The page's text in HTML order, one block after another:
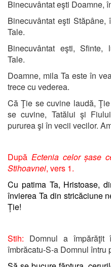
Binecuvântat eşti Doamne,
Binecuvântat eşti Stăpâne,
Tale.
Binecuvântat eşti, Sfinte,
Tale.
Doamne, mila Ta este în
trece cu vederea.
Că Ţie se cuvine laudă,
se cuvine, Tatălui şi
pururea şi în vecii vecilor.
După Ectenia celor șase
Stihoavnei, vers 1.
Cu patima Ta, Hristoase,
învierea Ta din stricăciune
Ție!
Stih: Domnul a împărăţit
îmbrăcatu-S-a Domnul întru